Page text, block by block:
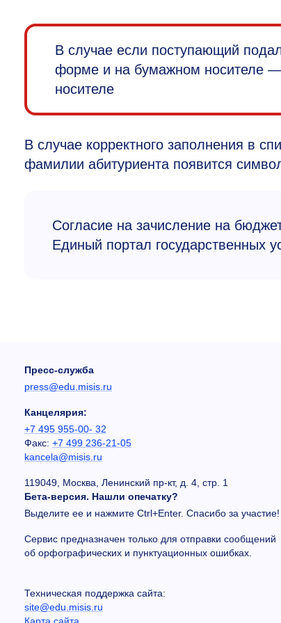
В случае если поступающий
форме и на бумажном носителе —
носителе
В случае корректного заполнения в
фамилии абитуриента появится
Согласие на зачисление на
Единый портал государственных
Пресс-служба
press@edu.misis.ru
Канцелярия:
+7 495 955-00- 32
Факс: +7 499 236-21-05
kancela@misis.ru
119049, Москва, Ленинский пр-кт, д. 4, стр. 1
Бета-версия. Нашли опечатку?
Выделите ее и нажмите Ctrl+Enter. Спасибо за участие!
Сервис предназначен только для отправки сообщений
об орфографических и пунктуационных ошибках.
Техническая поддержка сайта:
site@edu.misis.ru
Карта сайта